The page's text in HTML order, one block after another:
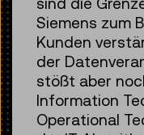
Siemens zum
Kunden
der
stößt aber
Information
Operational